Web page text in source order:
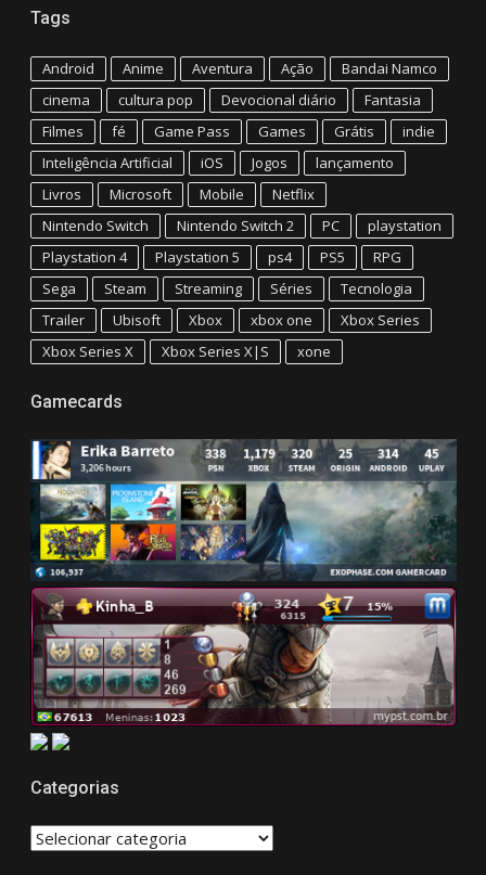
Tags
Android Anime Aventura Ação
Bandai Namco
cinema
cultura pop Devocional diário
Fantasia
Filmes
fé Game Pass Games Grátis
indie
Inteligência Artificial
iOS Jogos
lançamento
Livros
Microsoft Mobile
Netflix
Nintendo Switch
Nintendo Switch 2 PC
playstation
Playstation 4
Playstation 5 ps4 PS5
RPG
Sega
Steam Streaming Séries
Tecnologia
Trailer
Ubisoft Xbox xbox one
Xbox Series
Xbox Series X
Xbox Series X|S xone
Gamecards
Categorias
CATEGORIAS